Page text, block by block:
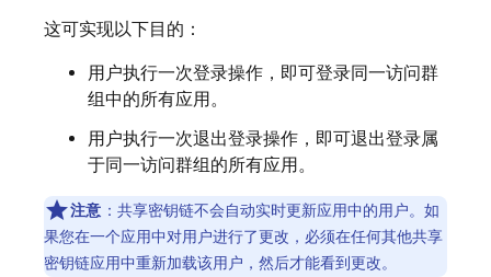
这可实现以下目的：
用户执行一次登录操作，即可登录同一访问群
组中的所有应用。
用户执行一次退出登录操作，即可退出登录属
于同一访问群组的所有应用。
注意 ：共享密钥链不会自动实时更新应用中的用户。如
果您在一个应用中对用户进行了更改，必须在任何其他共享
密钥链应用中重新加载该用户，然后才能看到更改。